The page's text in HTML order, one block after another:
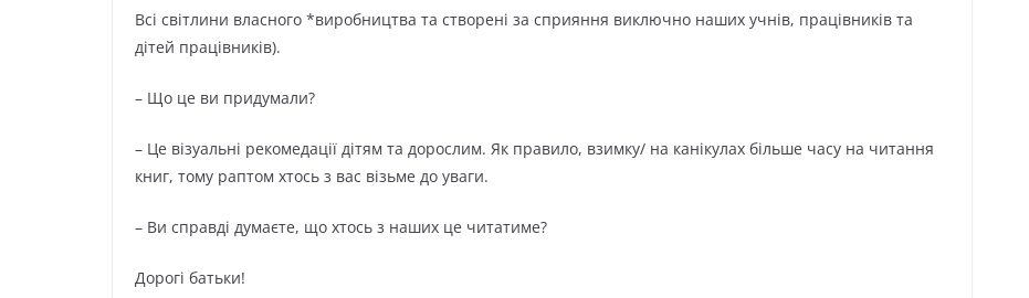
Всі світлини власного *виробництва та створені за сприяння виключно наших учнів, працівників та
дітей працівників).
– Що це ви придумали?
– Це візуальні рекомедації дітям та дорослим. Як правило, взимку/ на канікулах більше часу на читання
книг, тому раптом хтось з вас візьме до уваги.
– Ви справді думаєте, що хтось з наших це читатиме?
Дорогі батьки!